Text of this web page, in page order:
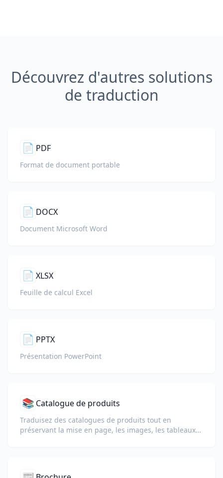
Découvrez d'autres solutions
de traduction
📄 PDF
Format de document portable
📄 DOCX
Document Microsoft Word
📄 XLSX
Feuille de calcul Excel
📄 PPTX
Présentation PowerPoint
📚 Catalogue de produits
Traduisez des catalogues de produits tout en
préservant la mise en page, les images, les tableaux